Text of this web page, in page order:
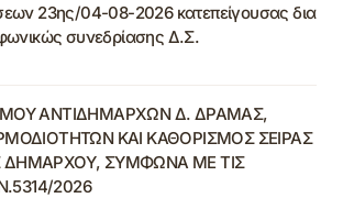
23ης/04-08-2026 κατεπείγουσας δια
συνεδρίασης Δ.Σ.
ΑΝΤΙΔΗΜΑΡΧΩΝ Δ. ΔΡΑΜΑΣ,
ΚΑΙ ΚΑΘΟΡΙΣΜΟΣ ΣΕΙΡΑΣ
ΣΥΜΦΩΝΑ ΜΕ ΤΙΣ
2026